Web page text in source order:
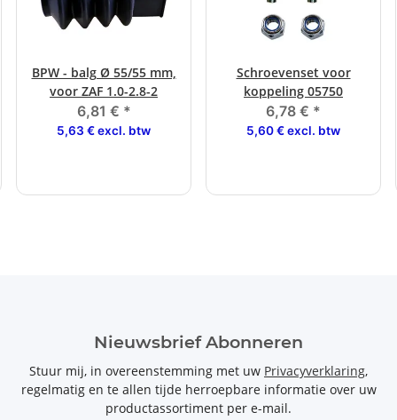
BPW - balg Ø 55/55 mm,
voor ZAF 1.0-2.8-2
6,81 € *
5,63 € excl. btw
Schroevenset voor
koppeling 05750
6,78 € *
5,60 € excl. btw
Nieuwsbrief Abonneren
Stuur mij, in overeenstemming met uw Privacyverklaring,
regelmatig en te allen tijde herroepbare informatie over uw
productassortiment per e-mail.